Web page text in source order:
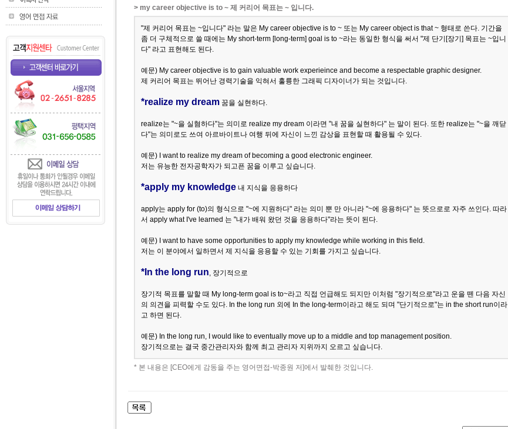
> my career objective is to ~ 제 커리어 목표는 ~ 입니다.
"제 커리어 목표는 ~입니다" 라는 말은 My career objective is to ~ 또는 My career object is that ~ 형태로 쓴다. 기간을
좀 더 구체적으로 쓸 때에는 My short-term [long-term] goal is to ~라는 동일한 형식을 써서 "제 단기[장기] 목표는 ~입니
다" 라고 표현해도 된다.
예문) My career objective is to gain valuable work experieince and become a respectable graphic designer.
제 커리어 목표는 뛰어난 경력기술을 익혀서 훌륭한 그래픽 디자이너가 되는 것입니다.
*realize my dream 꿈을 실현하다.
realize는 "~을 실혐하다"는 의미로 realize my dream 이라면 "내 꿈을 실현하다" 는 말이 된다. 또한 realize는 "~을 깨닫
다"는 의미로도 쓰여 아르바이트나 여행 뒤에 자신이 느낀 감상을 표현할 때 활용될 수 있다.
예문)
I want to realize my dream of becoming a good electronic engineer.
저는 유능한 전자공학자가 되고픈 꿈을 이루고 싶습니다.
*apply my knowledge 내 지식을 응용하다
apply는 apply for (to)의 형식으로 "~에 지원하다" 라는 의미 뿐 만 아니라 "~에 응용하다" 는 뜻으로로 자주 쓰인다. 따라
서 apply what I've learned 는 "내가 배워 왔던 것을 응용하다"라는 뜻이 된다.
예문) I want to have some opportunities to apply my knowledge while working in this field.
저는 이 분야에서 일하면서 제 지식을 응용할 수 있는 기회를 가지고 싶습니다.
*In the long run, 장기적으로
장기적 목표를 말할 때 My long-term goal is to~라고 직접 언급해도 되지만 이처럼 "장기적으로"라고 운을 뗀 다음 자신
의 의견을 피력할 수도 있다. In the long run 외에 In the long-term이라고 해도 되며 "단기적으로"는 in the short run이라
고 하면 된다.
예문) In the long run, I would like to eventually move up to a middle and top management position.
장기적으로는 결국 중간관리자와 함께 최고 관리자 지위까지 오르고 싶습니다.
* 본 내용은 [CEO에게 감동을 주는 영어면접-박종원 저]에서 발췌한 것입니다.